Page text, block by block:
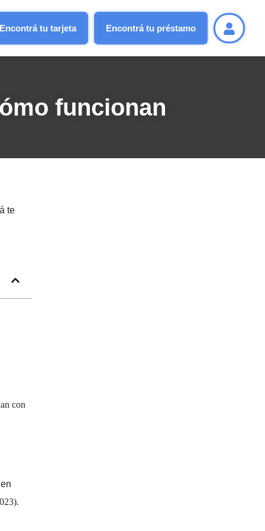
tu tarjeta Encontrá tu préstamo
funcionan
te
con